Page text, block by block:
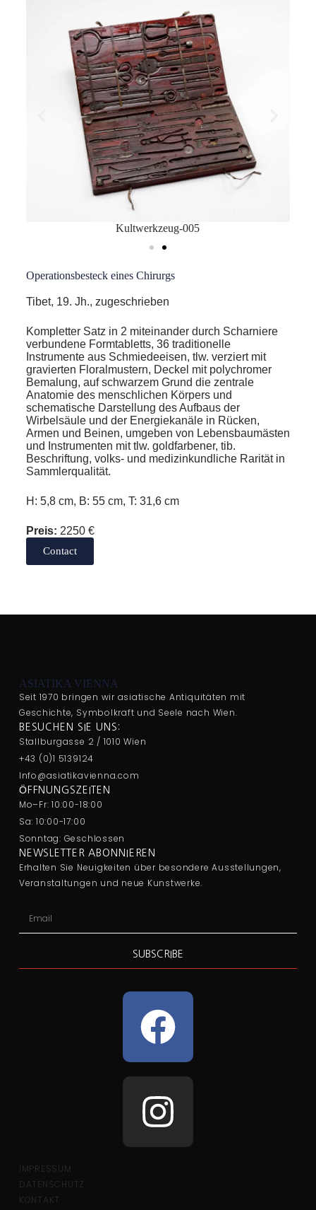
Kultwerkzeug-005
Operationsbesteck eines Chirurgs
Tibet, 19. Jh., zugeschrieben
Kompletter Satz in 2 miteinander durch Scharniere
verbundene Formtabletts, 36 traditionelle
Instrumente aus Schmiedeeisen, tlw. verziert mit
gravierten Floralmustern, Deckel mit polychromer
Bemalung, auf schwarzem Grund die zentrale
Anatomie des menschlichen Körpers und
schematische Darstellung des Aufbaus der
Wirbelsäule und der Energiekanäle in Rücken,
Armen und Beinen, umgeben von Lebensbaumästen
und Instrumenten mit tlw. goldfarbener, tib.
Beschriftung, volks- und medizinkundliche Rarität in
Sammlerqualität.
H: 5,8 cm, B: 55 cm, T: 31,6 cm
Preis: 2250 €
Contact
ASIATIKA VIENNA
Seit 1970 bringen wir asiatische Antiquitäten mit
Geschichte, Symbolkraft und Seele nach Wien.
BESUCHEN SIE UNS:
Stallburgasse 2 / 1010 Wien
+43 (0)1 5139124
Info@asiatikavienna.com
ÖFFNUNGSZEITEN
Mo–Fr: 10:00-18:00
Sa: 10:00-17:00
Sonntag: Geschlossen
NEWSLETTER ABONNIEREN
Erhalten Sie Neuigkeiten über besondere Ausstellungen,
Veranstaltungen und neue Kunstwerke.
SUBSCRIBE
IMPRESSUM
DATENSCHUTZ
KONTAKT